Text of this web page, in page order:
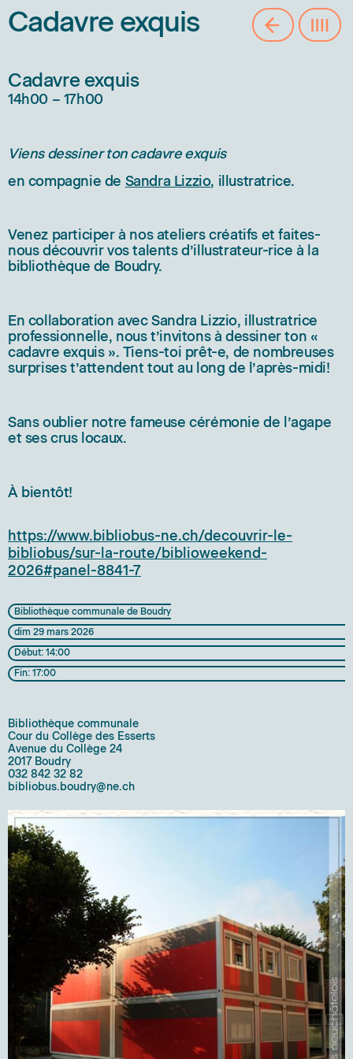
Cadavre exquis
Cadavre exquis
14h00 – 17h00
Viens dessiner ton cadavre exquis
en compagnie de Sandra Lizzio, illustratrice.
Venez participer à nos ateliers créatifs et faites-
nous découvrir vos talents d’illustrateur-rice à la
bibliothèque de Boudry.
En collaboration avec Sandra Lizzio, illustratrice
professionnelle, nous t’invitons à dessiner ton «
cadavre exquis ». Tiens-toi prêt-e, de nombreuses
surprises t’attendent tout au long de l’après-midi!
Sans oublier notre fameuse cérémonie de l’agape
et ses crus locaux.
À bientôt!
https://www.bibliobus-ne.ch/decouvrir-le-
bibliobus/sur-la-route/biblioweekend-
2026#panel-8841-7
Bibliothèque communale de Boudry
dim 29 mars 2026
Début: 14:00
Fin: 17:00
Bibliothèque communale
Cour du Collège des Esserts
Avenue du Collège 24
2017 Boudry
032 842 32 82
bibliobus.boudry@ne.ch